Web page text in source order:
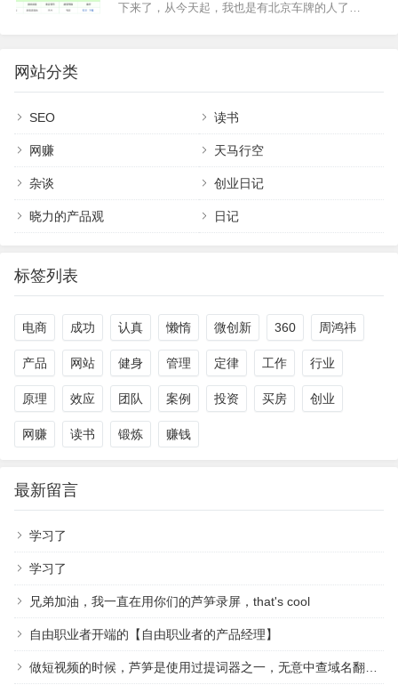
下来了，从今天起，我也是有北京车牌的人了…
网站分类
SEO 读书
网赚 天马行空
杂谈 创业日记
晓力的产品观 日记
标签列表
电商 成功 认真 懒惰 微创新 360 周鸿祎
产品 网站 健身 管理 定律 工作 行业
原理 效应 团队 案例 投资 买房 创业
网赚 读书 锻炼 赚钱
最新留言
学习了
学习了
兄弟加油，我一直在用你们的芦笋录屏，that's cool
自由职业者开端的【自由职业者的产品经理】
做短视频的时候，芦笋是使用过提词器之一，无意中查域名翻到作者，祝越来越好